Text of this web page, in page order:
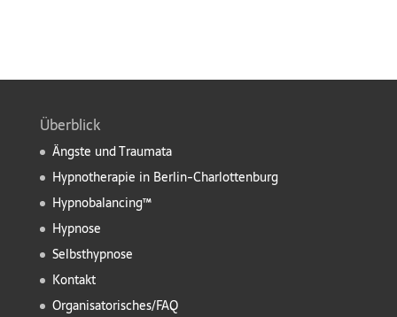
Überblick
Ängste und Traumata
Hypnotherapie in Berlin-Charlottenburg
Hypnobalancing™
Hypnose
Selbsthypnose
Kontakt
Organisatorisches/FAQ